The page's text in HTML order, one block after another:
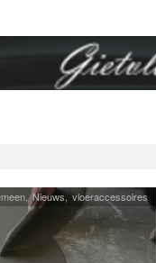
,Nieuws,vloeraccessoires